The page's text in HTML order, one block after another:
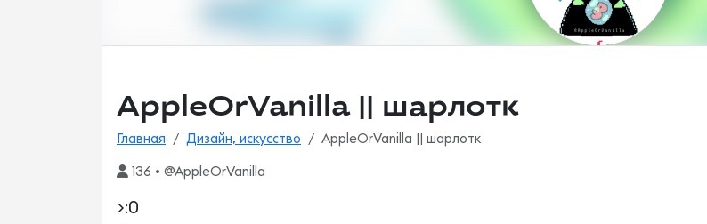
AppleOrVanilla || шарлотк
Главная Дизайн, искусство AppleOrVanilla || шарлотк
136 • @AppleOrVanilla
>:0